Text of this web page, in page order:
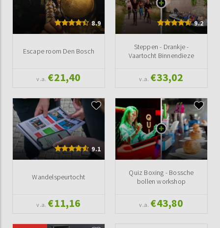
8.9
Escape room Den Bosch
v.a. €21,40
9.2
Steppen - Drankje -
Vaartocht Binnendieze
v.a. €33,02
9.1
Wandelspeurtocht
v.a. €11,16
Quiz Boxing - Bossche
bollen workshop
v.a. €43,80